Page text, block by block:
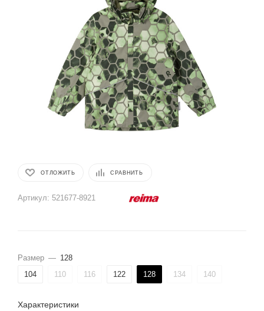
ОТЛОЖИТЬ СРАВНИТЬ
Артикул: 521677-8921
Размер — 128
104
110 116 122 128 134 140
Характеристики